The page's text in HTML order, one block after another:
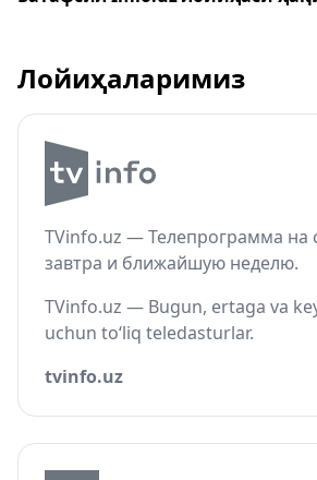
Лойиҳаларимиз
TVinfo.uz — Телепрограмма на
завтра и ближайшую неделю.
TVinfo.uz — Bugun, ertaga va
uchun to‘liq teledasturlar.
tvinfo.uz